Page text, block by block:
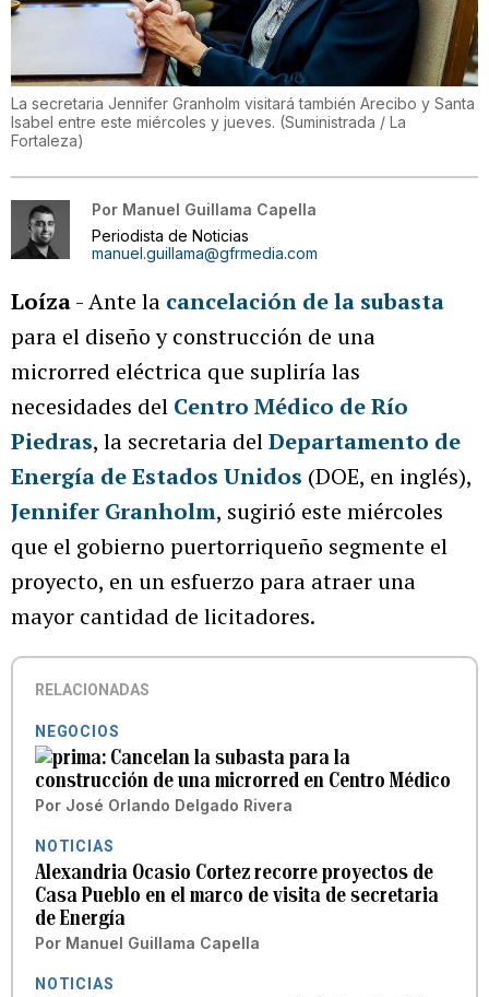
La secretaria Jennifer Granholm visitará también Arecibo y Santa
Isabel entre este miércoles y jueves. (Suministrada / La
Fortaleza)
Por Manuel Guillama Capella
Periodista de Noticias
manuel.guillama@gfrmedia.com
Loíza- Ante la cancelación de la subasta
para el diseño y construcción de una
microrred eléctrica que supliría las
necesidades del Centro Médico de Río
Piedras, la secretaria delDepartamento de
Energía de Estados Unidos (DOE, en inglés),
Jennifer Granholm, sugirió este miércoles
que el gobierno puertorriqueño segmente el
proyecto, en un esfuerzo para atraer una
mayor cantidad de licitadores.
RELACIONADAS
NEGOCIOS
Cancelan la subasta para la
construcción de una microrred en Centro Médico
Por José Orlando Delgado Rivera
NOTICIAS
Alexandria Ocasio Cortez recorre proyectos de
Casa Pueblo en el marco de visita de secretaria
de Energía
Por Manuel Guillama Capella
NOTICIAS